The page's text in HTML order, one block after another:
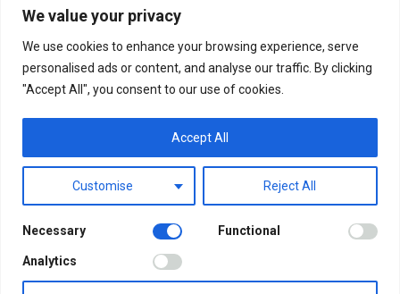
We value your privacy
We use cookies to enhance your browsing experience, serve
personalised ads or content, and analyse our traffic. By clicking
"Accept All", you consent to our use of cookies.
Customise Reject All
Accept All
Necessary Functional
Analytics
Όροι Χρήσης
Αριθμός Γενικού Εμπορικού Μητρώου Ελλάδος:
122051001000
© VITAEL 2021. ALL RIGHTS RESERVED.
DEVELOPMENT BY WEB-IDEA.GR